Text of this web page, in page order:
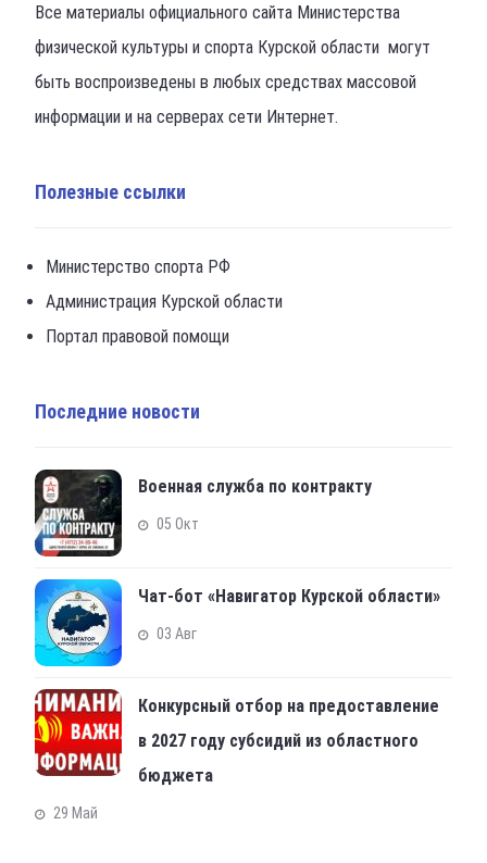
Все материалы официального сайта Министерства
физической культуры и спорта Курской области могут
быть воспроизведены в любых средствах массовой
информации и на серверах сети Интернет.
Полезные ссылки
Министерство спорта РФ
Администрация Курской области
Портал правовой помощи
Последние новости
Военная служба по контракту
05 Окт
Чат-бот «Навигатор Курской области»
03 Авг
Конкурсный отбор на предоставление
в 2027 году субсидий из областного
бюджета
29 Май